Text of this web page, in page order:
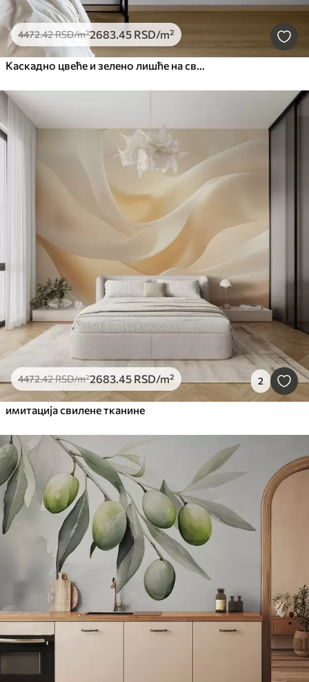
4472.42RSD/m²2683.45 RSD/m²
Каскадно цвеће и зелено лишће на светлој позадини
4472.42RSD/m²2683.45 RSD/m² 2
имитација свилене тканине